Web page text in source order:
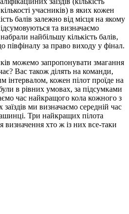
кількості учасників) в яких кожен
балів залежно від місця на якому
та визначаємо
найбільшу кількість балів,
півфіналу за право виходу у фінал.
можемо запропонувати змагання
Вас також ділять на команди,
інтервалом, кожен пілот проїде на
в рівних умовах, за підсумками
час найкращого кола кожного з
ми визначаємо середній час
Три найкращих пілота
визначення хто ж із них все-таки